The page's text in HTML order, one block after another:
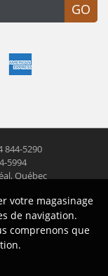
GO
844-5290
5994
Québec
réservés
votre magasinage
de navigation.
comprenons que